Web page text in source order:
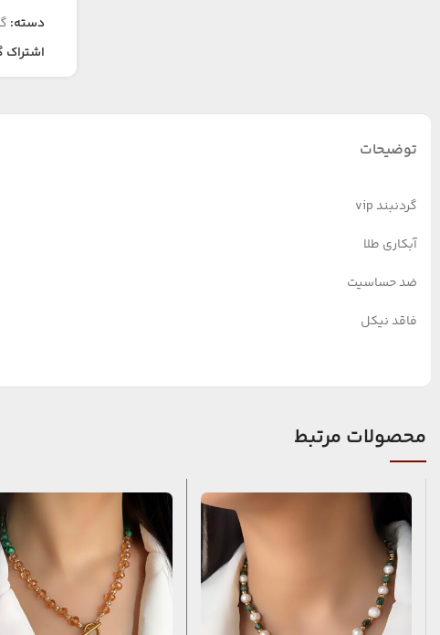
دسته:
اشتراک
توضیحات
گردنبند vip
آبکاری طلا
ضد حساسیت
فاقد نیکل
محصولات مرتبط